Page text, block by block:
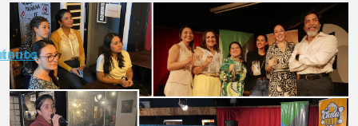
Investigación
Nuestra Huella
Transparencia